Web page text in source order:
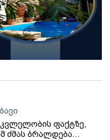
ფაქტზე,
ძმას ბრალდება